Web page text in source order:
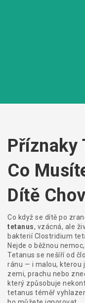
Příznaky
Co
Dítě
Co když se dítě po
tetanus, vzácná, ale
bakterií Clostridium
Nejde o běžnou
Tetanus se nešíří od
ránu — i malou, kterou
zemi, prachu nebo
který způsobuje
tetanus téměř